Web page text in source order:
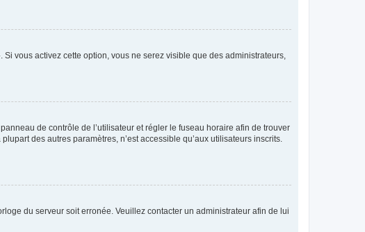
vous activez cette option, vous ne serez visible que des administrateurs,
de contrôle de l’utilisateur et régler le fuseau horaire afin de trouver
des autres paramètres, n’est accessible qu’aux utilisateurs inscrits.
du serveur soit erronée. Veuillez contacter un administrateur afin de lui